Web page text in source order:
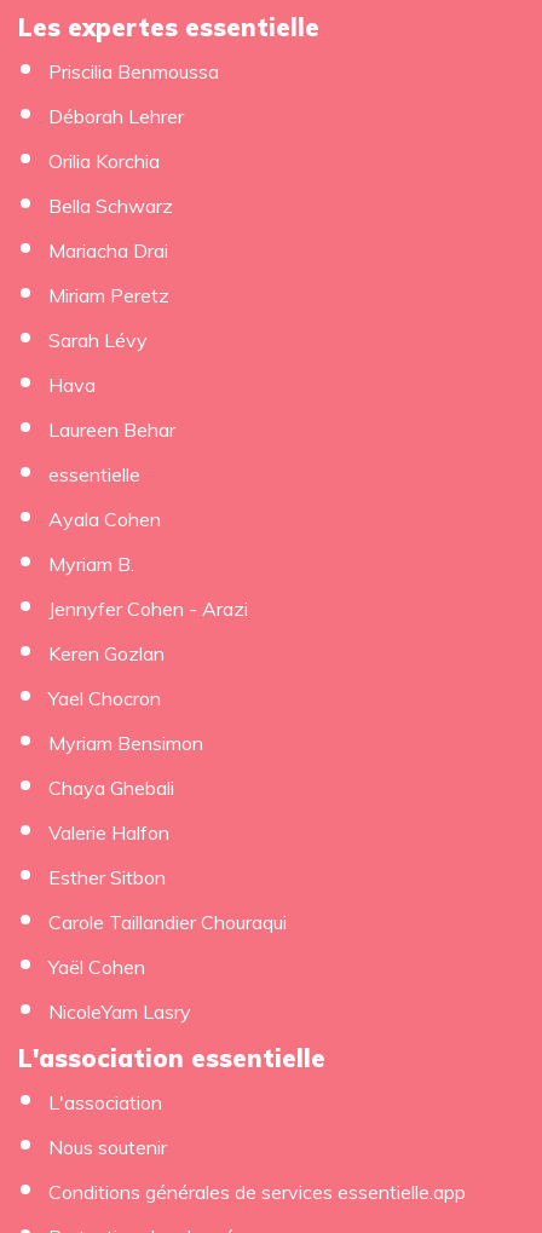
Les expertes essentielle
Priscilia Benmoussa
Déborah Lehrer
Orilia Korchia
Bella Schwarz
Mariacha Drai
Miriam Peretz
Sarah Lévy
Hava
Laureen Behar
essentielle
Ayala Cohen
Myriam B.
Jennyfer Cohen - Arazi
Keren Gozlan
Yael Chocron
Myriam Bensimon
Chaya Ghebali
Valerie Halfon
Esther Sitbon
Carole Taillandier Chouraqui
Yaël Cohen
NicoleYam Lasry
L'association essentielle
L'association
Nous soutenir
Conditions générales de services essentielle.app